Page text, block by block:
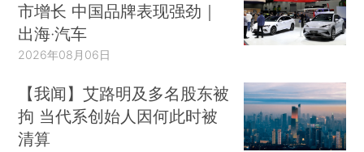
市增长 中国品牌表现强劲｜
出海·汽车
2026年08月06日
【我闻】艾路明及多名股东被
拘 当代系创始人因何此时被
清算